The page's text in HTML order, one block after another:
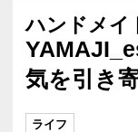
ハンドメイ
気を引き
ライフ